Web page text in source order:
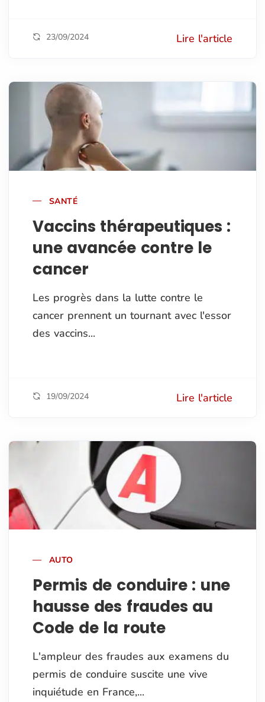
23/09/2024 Lire l'article
SANTÉ
Vaccins thérapeutiques :
une avancée contre le
cancer
Les progrès dans la lutte contre le
cancer prennent un tournant avec l'essor
des vaccins...
19/09/2024 Lire l'article
AUTO
Permis de conduire : une
hausse des fraudes au
Code de la route
L'ampleur des fraudes aux examens du
permis de conduire suscite une vive
inquiétude en France,...